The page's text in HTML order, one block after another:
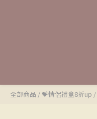
全部商品 / 💝情侶禮盒8折up /